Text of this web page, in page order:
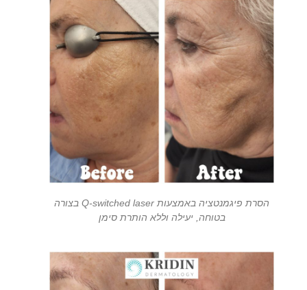
הסרת פיגמנטציה באמצעות Q-switched laser בצורה
בטוחה, יעילה וללא הותרת סימן